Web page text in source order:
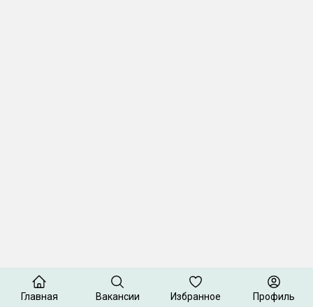
Главная Вакансии Избранное Профиль